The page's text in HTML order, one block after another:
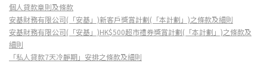
個人貸款章則及條款
安基財務有限公司(「安基」)新客戶獎賞計劃(「本計劃」)之條款及細則
安基財務有限公司(「安基」)HK$500超市禮券獎賞計劃(「本計劃」)之條款及
細則
「私人貸款7天冷靜期」安排之條款及細則